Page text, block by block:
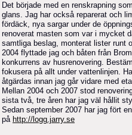
Det började med en renskrapning
glans. Jag har också reparerat och
fördäck, nya sargar under de
renoverat masten som var i mycket
samtliga beslag, monterat lister runt
2004 flyttade jag och båten från
konkurrens av husrenovering.
fokusera på allt under vattenlinjen.
åtgärdas innan jag går vidare med
Mellan 2004 och 2007 stod
sista två, tre åren har jag väl hållit
Sedan september 2007 har jag fört
på http://logg.jarry.se